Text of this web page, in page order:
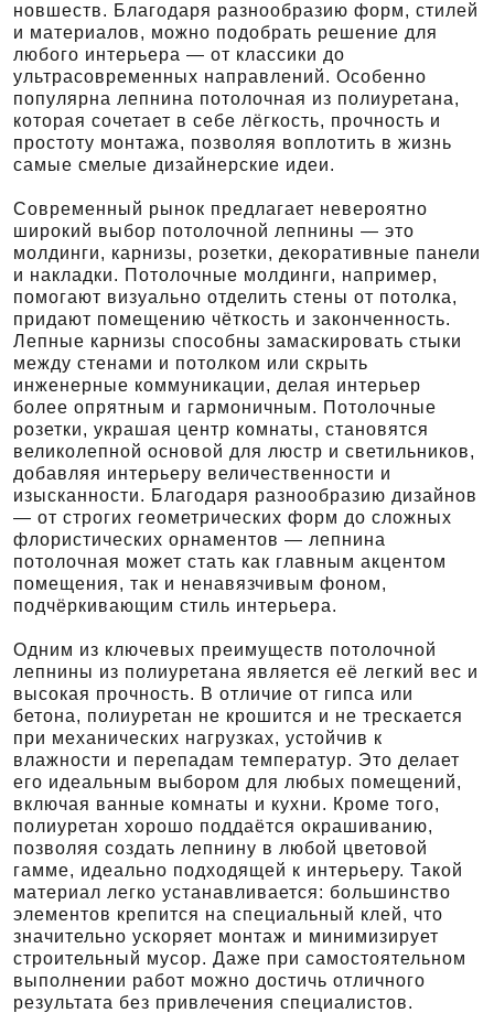
новшеств. Благодаря разнообразию форм, стилей
и материалов, можно подобрать решение для
любого интерьера — от классики до
ультрасовременных направлений. Особенно
популярна лепнина потолочная из полиуретана,
которая сочетает в себе лёгкость, прочность и
простоту монтажа, позволяя воплотить в жизнь
самые смелые дизайнерские идеи.
Современный рынок предлагает невероятно
широкий выбор потолочной лепнины — это
молдинги, карнизы, розетки, декоративные панели
и накладки. Потолочные молдинги, например,
помогают визуально отделить стены от потолка,
придают помещению чёткость и законченность.
Лепные карнизы способны замаскировать стыки
между стенами и потолком или скрыть
инженерные коммуникации, делая интерьер
более опрятным и гармоничным. Потолочные
розетки, украшая центр комнаты, становятся
великолепной основой для люстр и светильников,
добавляя интерьеру величественности и
изысканности. Благодаря разнообразию дизайнов
— от строгих геометрических форм до сложных
флористических орнаментов — лепнина
потолочная может стать как главным акцентом
помещения, так и ненавязчивым фоном,
подчёркивающим стиль интерьера.
Одним из ключевых преимуществ потолочной
лепнины из полиуретана является её легкий вес и
высокая прочность. В отличие от гипса или
бетона, полиуретан не крошится и не трескается
при механических нагрузках, устойчив к
влажности и перепадам температур. Это делает
его идеальным выбором для любых помещений,
включая ванные комнаты и кухни. Кроме того,
полиуретан хорошо поддаётся окрашиванию,
позволяя создать лепнину в любой цветовой
гамме, идеально подходящей к интерьеру. Такой
материал легко устанавливается: большинство
элементов крепится на специальный клей, что
значительно ускоряет монтаж и минимизирует
строительный мусор. Даже при самостоятельном
выполнении работ можно достичь отличного
результата без привлечения специалистов.